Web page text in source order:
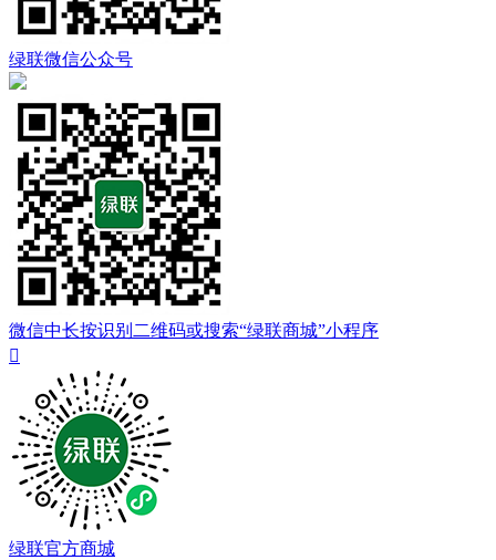
绿联微信公众号
微信中长按识别二维码或搜索“绿联商城”小程序

绿联官方商城